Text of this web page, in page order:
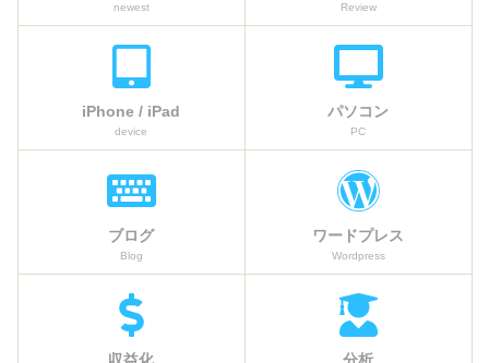
newest Review
iPhone / iPad
device
パソコン
PC
ブログ
Blog
ワードプレス
Wordpress